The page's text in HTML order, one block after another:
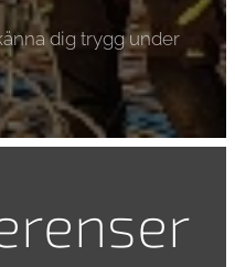
dig trygg under